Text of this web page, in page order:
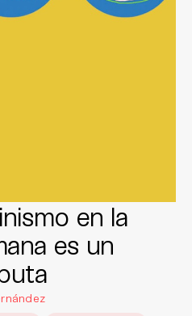
en la
es un